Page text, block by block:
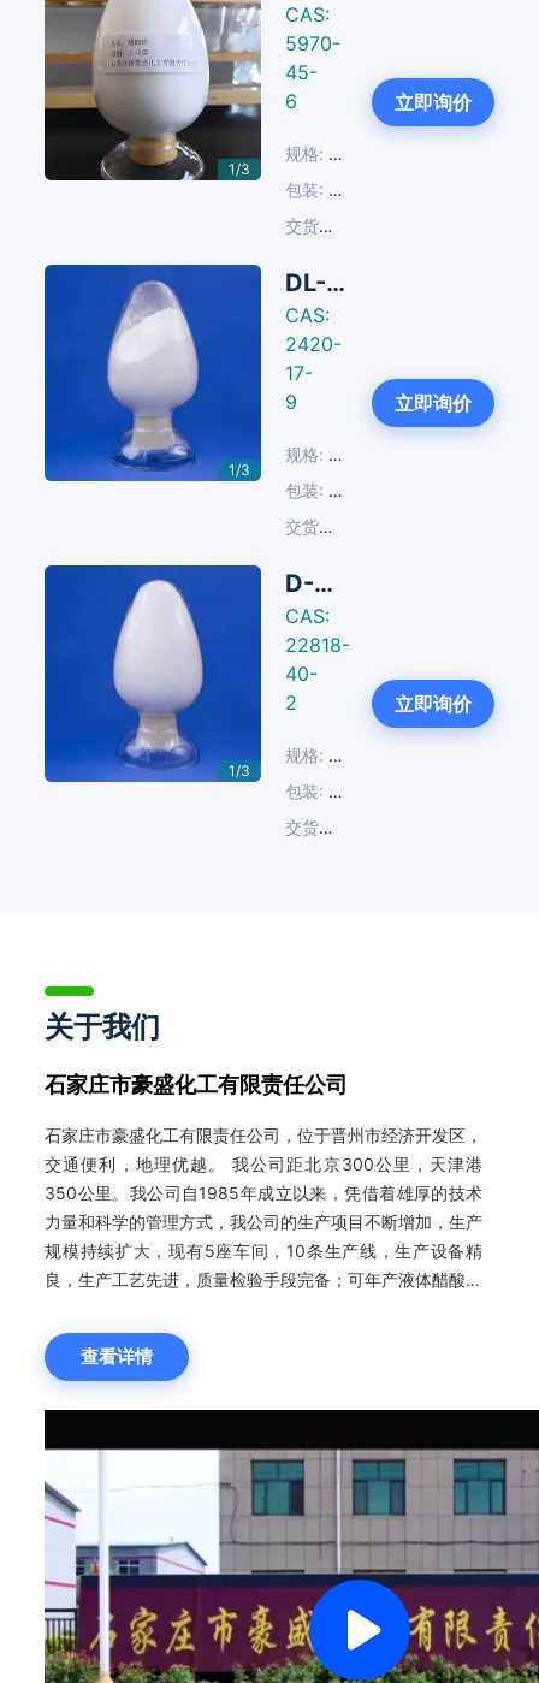
Next
1/3
CAS:
5970-
45-
6
规格:
≥97.5%; ≥96.0%
包装:
25 KG/塑编袋
交货周期:
立即询价
1/3
DL-对羟基苯海因
CAS:
2420-
17-
9
规格:
≥98.5%
包装:
25 KG/塑编袋
交货周期:
立即询价
1/3
D-对羟基苯甘氨酸
CAS:
22818-
40-
2
规格:
≥99.0%
包装:
25 KG/塑编袋
交货周期:
立即询价
关于我们
石家庄市豪盛化工有限责任公司
石家庄市豪盛化工有限责任公司，位于晋州市经济开发区，
交通便利，地理优越。 我公司距北京300公里，天津港
350公里。我公司自1985年成立以来，凭借着雄厚的技术
力量和科学的管理方式，我公司的生产项目不断增加，生产
规模持续扩大，现有5座车间，10条生产线，生产设备精
良，生产工艺先进，质量检验手段完备；可年产液体醋酸钠
吨，醋酸钾、醋酸锌、醋酸铵各5000吨，直接法氧化锌
1500吨，间接法氧化锌3000吨，铅铬黄500吨，锌铬黄
200吨，草酸3000吨，乙醛酸2000吨。 开寿寺是我公司
ISO9001国际质量管理体系认证和犹太洁食认证及伊斯兰
食品认证。产品畅销全国，并长期出口海外，开寿寺牌商标
受到了广大用户的欢迎和青睐。 我公司始终不渝的奉行“质
量第一、用户至上”的宗旨，以质量求生存，以诚信求发
展，多次被评为“重合同守信用单位”，我公司采用代办托运
等多种灵活经营方式，服务用户，深受广大用户欢迎。 石
家庄市豪盛化工有限责任公司正在壮大中以求壮大，发展中
谋求发展，望广大新老客户光临指导，洽谈业务，让我们携
查看详情